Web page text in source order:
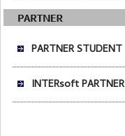
PARTNER STUDENT
INTERsoft PARTNER